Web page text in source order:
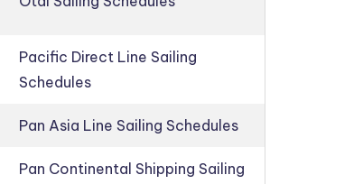
Pacific Direct Line Sailing
Schedules
Pan Asia Line Sailing Schedules
Pan Continental Shipping Sailing